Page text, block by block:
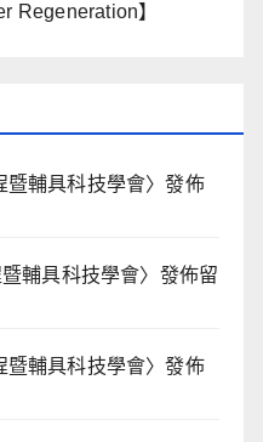
Regeneration】
暨輔具科技學會〉發佈
輔具科技學會〉發佈留
暨輔具科技學會〉發佈